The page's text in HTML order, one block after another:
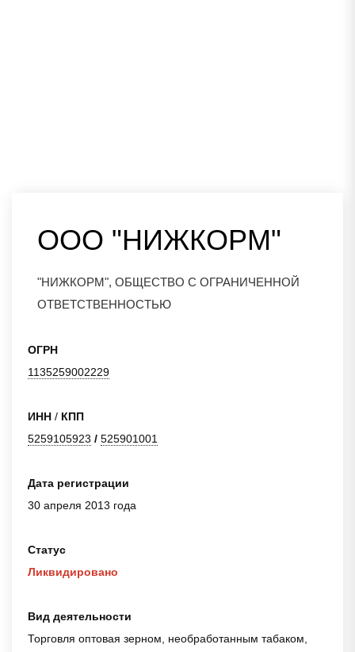
ООО "НИЖКОРМ"
"НИЖКОРМ", ОБЩЕСТВО С ОГРАНИЧЕННОЙ
ОТВЕТСТВЕННОСТЬЮ
ОГРН
1135259002229
ИНН / КПП
5259105923 / 525901001
Дата регистрации
30 апреля 2013 года
Статус
Ликвидировано
Вид деятельности
Торговля оптовая зерном, необработанным табаком,